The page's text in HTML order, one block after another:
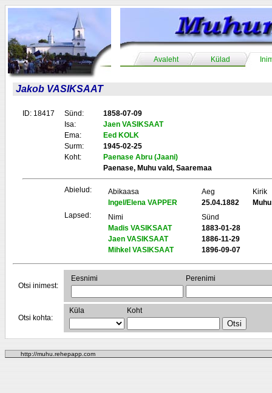
Avaleht Külad
Jakob VASIKSAAT
ID: 18417 Sünd:
1858-07-09
Isa:
Jaen VASIKSAAT
Ema:
Eed KOLK
Surm:
1945-02-25
Koht:
Paenase Abru (Jaani)
Paenase, Muhu vald, Saaremaa
Abielud: Abikaasa Aeg
Kirik
Ingel/Elena VAPPER
25.04.1882
Muhu
Lapsed:
Nimi
Sünd
Madis VASIKSAAT
1883-01-28
Jaen VASIKSAAT
1886-11-29
Mihkel VASIKSAAT
1896-09-07
Otsi inimest:
Eesnimi Perenimi
Otsi kohta:
Küla Koht
http://muhu.rehepapp.com